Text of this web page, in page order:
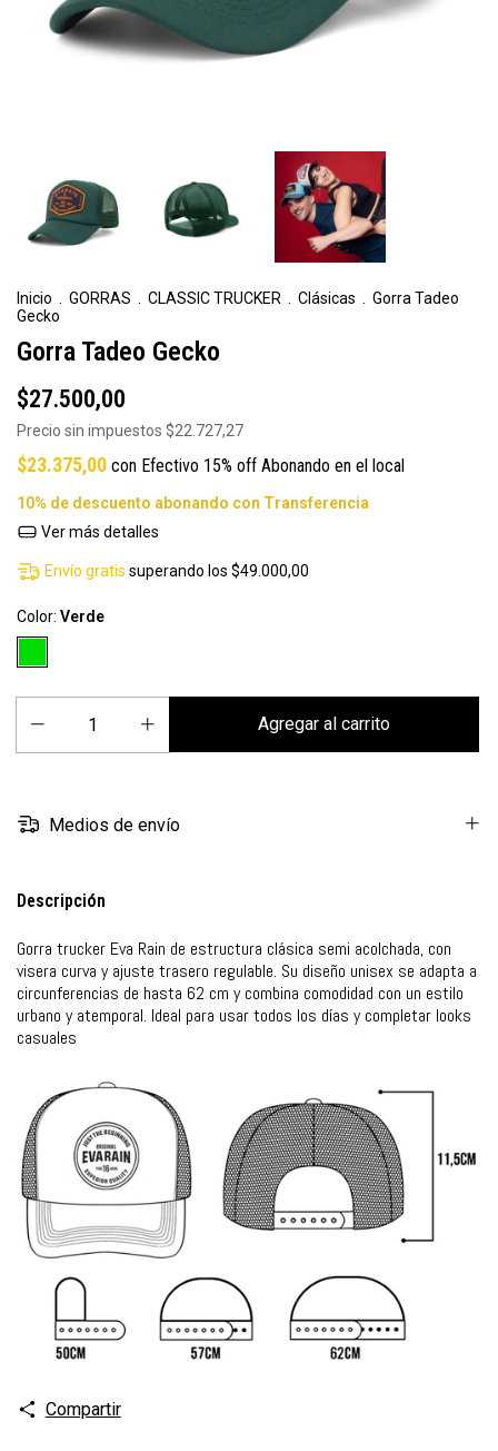
Inicio GORRAS CLASSIC TRUCKER Clásicas
Gorra Tadeo
Gecko
Gorra Tadeo Gecko
$27.500,00
Precio sin impuestos $22.727,27
$23.375,00 con Efectivo 15% off Abonando en el local
Ver más detalles
Envío gratis superando los$49.000,00
Color: Verde
Medios de envío
Descripción
Gorra trucker Eva Rain de estructura clásica semi acolchada, con
visera curva y ajuste trasero regulable. Su diseño unisex se adapta a
circunferencias de hasta 62 cm y combina comodidad con un estilo
urbano y atemporal. Ideal para usar todos los días y completar looks
casuales
Compartir